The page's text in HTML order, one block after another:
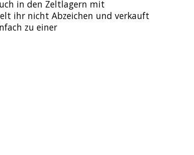
in den Zeltlagern mit
ihr nicht Abzeichen und verkauft
zu einer